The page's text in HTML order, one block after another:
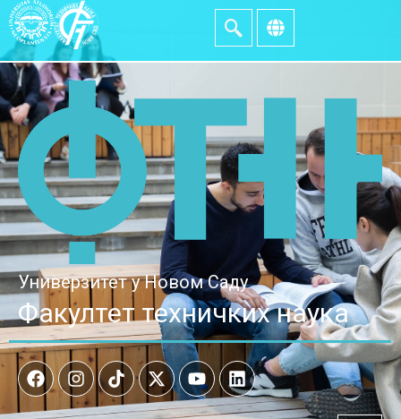
Универзитет у Новом Саду
Факултет техничких наука